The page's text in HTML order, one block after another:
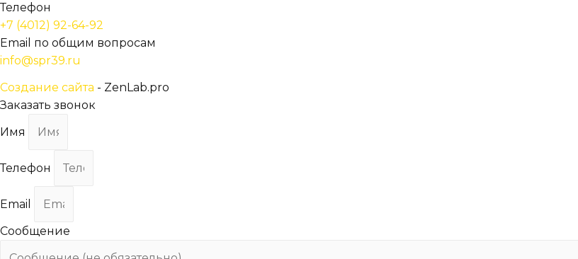
Телефон
+7 (4012) 92-64-92
Email по общим вопросам
info@spr39.ru
Создание сайта - ZenLab.pro
Заказать звонок
Имя
Телефон
Email
Сообщение